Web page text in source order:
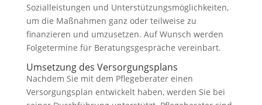
Sozialleistungen und Unterstützungsmöglichkeiten,
um die Maßnahmen ganz oder teilweise zu
finanzieren und umzusetzen. Auf Wunsch werden
Folgetermine für Beratungsgespräche vereinbart.
Umsetzung des Versorgungsplans
Nachdem Sie mit dem Pflegeberater einen
Versorgungsplan entwickelt haben, werden Sie bei